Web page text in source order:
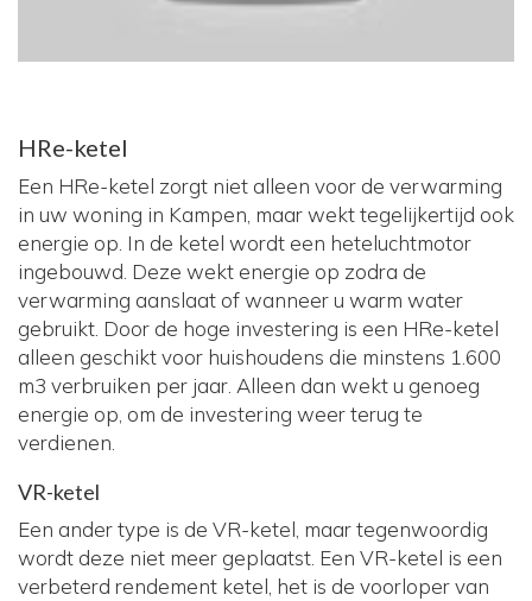
HRe-ketel
Een HRe-ketel zorgt niet alleen voor de verwarming
in uw woning in Kampen, maar wekt tegelijkertijd ook
energie op. In de ketel wordt een heteluchtmotor
ingebouwd. Deze wekt energie op zodra de
verwarming aanslaat of wanneer u warm water
gebruikt. Door de hoge investering is een HRe-ketel
alleen geschikt voor huishoudens die minstens 1.600
m3 verbruiken per jaar. Alleen dan wekt u genoeg
energie op, om de investering weer terug te
verdienen.
VR-ketel
Een ander type is de VR-ketel, maar tegenwoordig
wordt deze niet meer geplaatst. Een VR-ketel is een
verbeterd rendement ketel, het is de voorloper van